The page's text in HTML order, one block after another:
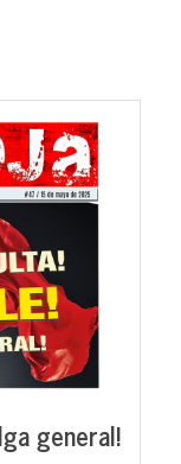
general!